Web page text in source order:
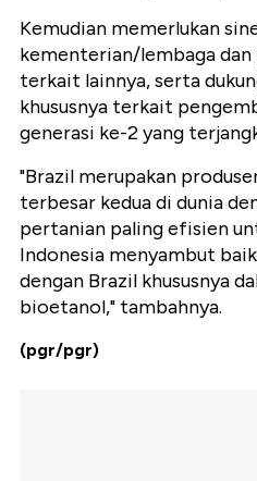
Kemudian memerlukan
kementerian/lembaga
terkait lainnya, serta
khususnya terkait
generasi ke-2 yang
"Brazil merupakan
terbesar kedua di dunia
pertanian paling efisien
Indonesia menyambut
dengan Brazil khususnya
bioetanol," tambahnya.
(pgr/pgr)